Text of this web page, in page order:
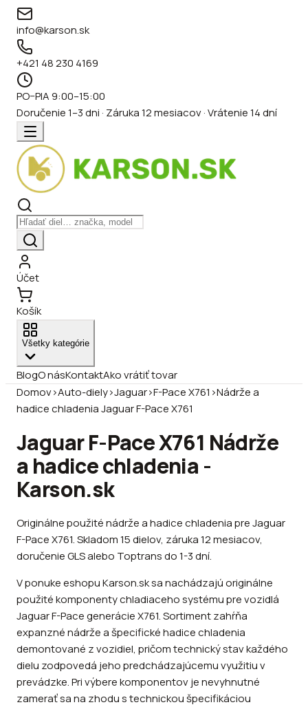
info@karson.sk
+421 48 230 4169
PO–PIA 9:00–15:00
Doručenie 1–3 dni · Záruka 12 mesiacov · Vrátenie 14 dní
Účet
Košík
Všetky kategórie
BlogO násKontaktAko vrátiť tovar
Domov›Auto-diely›Jaguar›F-Pace X761 ›Nádrže a
hadice chladenia Jaguar F-Pace X761
Jaguar F-Pace X761 Nádrže
a hadice chladenia -
Karson.sk
Originálne použité nádrže a hadice chladenia pre Jaguar
F-Pace X761. Skladom 15 dielov, záruka 12 mesiacov,
doručenie GLS alebo Toptrans do 1-3 dní.
V ponuke eshopu Karson.sk sa nachádzajú originálne
použité komponenty chladiaceho systému pre vozidlá
Jaguar F-Pace generácie X761. Sortiment zahŕňa
expanzné nádrže a špecifické hadice chladenia
demontované z vozidiel, pričom technický stav každého
dielu zodpovedá jeho predchádzajúcemu využitiu v
prevádzke. Pri výbere komponentov je nevyhnutné
zamerať sa na zhodu s technickou špecifikáciou